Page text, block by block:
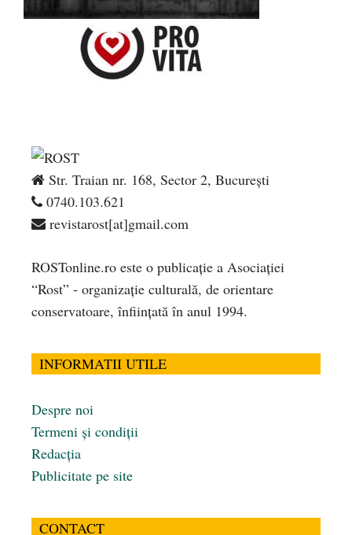
Str. Traian nr. 168, Sector 2, București
0740.103.621
revistarost[at]gmail.com
ROSTonline.ro este o publicaţie a Asociaţiei
“Rost” - organizaţie culturală, de orientare
conservatoare, înfiinţată în anul 1994.
INFORMATII UTILE
Despre noi
Termeni și condiții
Redacția
Publicitate pe site
CONTACT